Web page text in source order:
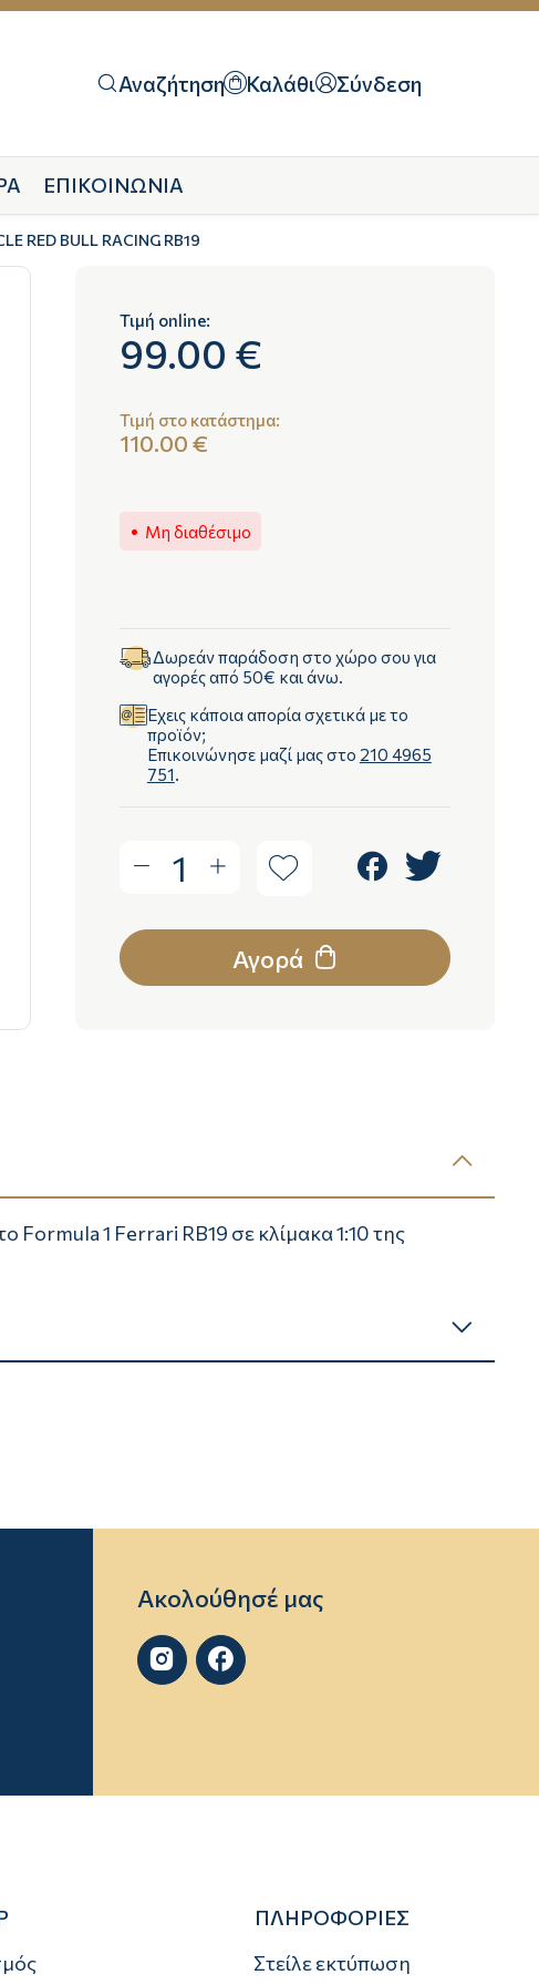
Αναζήτηση Καλάθι Σύνδεση
ΕΠΙΚΟΙΝΩΝΙΑ
RED BULL RACING RB19
Τιμή online:
99.00 €
Τιμή στο κατάστημα:
110.00 €
Μη διαθέσιμο
Δωρεάν παράδοση στο χώρο σου για
αγορές από 50€ και άνω.
Έχεις κάποια απορία σχετικά με το
προϊόν;
Επικοινώνησε μαζί μας στο 210 4965
751
1
Αγορά
Formula 1 Ferrari RB19 σε κλίμακα 1:10 της
Ακολούθησέ μας
 
ΠΛΗΡΟΦΟΡΙΕΣ
Στείλε εκτύπωση